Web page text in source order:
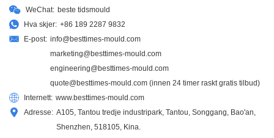
WeChat: beste tidsmould
Hva skjer: +86 189 2287 9832
E-post: info@besttimes-mould.com
marketing@besttimes-mould.com
engineering@besttimes-mould.com
quote@besttimes-mould.com (innen 24 timer raskt gratis tilbud)
Internett: www.besttimes-mould.com
Adresse: A105, Tantou tredje industripark, Tantou, Songgang, Bao'an,
Shenzhen, 518105, Kina.